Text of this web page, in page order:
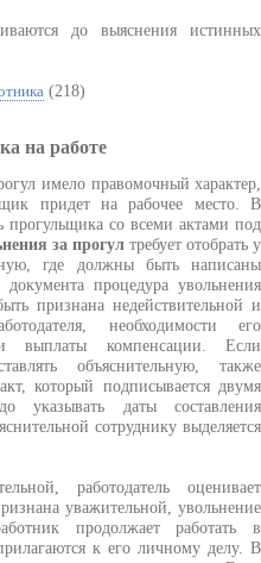
до выяснения истинных
(218)
на работе
имело правомочный характер,
придет на рабочее место. В
прогульщика со всеми актами под
за прогултребует отобрать у
где должны быть написаны
процедура увольнения
признана недействительной и
необходимости его
выплаты компенсации. Если
объяснительную, также
который подписывается двумя
указывать даты составления
сотруднику выделяется
работодатель оценивает
уважительной, увольнение
продолжает работать в
к его личному делу. В